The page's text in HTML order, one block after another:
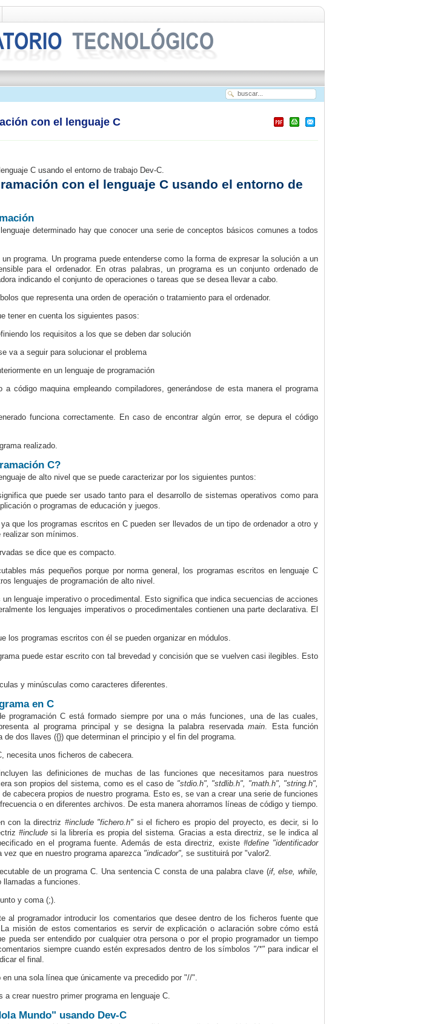
con el lenguaje C
C usando el entorno de trabajo Dev-C.
con el lenguaje C usando el entorno de
determinado hay que conocer una serie de conceptos básicos comunes a todos
programa. Un programa puede entenderse como la forma de expresar la solución a un
para el ordenador. En otras palabras, un programa es un conjunto ordenado de
indicando el conjunto de operaciones o tareas que se desea llevar a cabo.
que representa una orden de operación o tratamiento para el ordenador.
tener en cuenta los siguientes pasos:
los requisitos a los que se deben dar solución
va a seguir para solucionar el problema
en un lenguaje de programación
código maquina empleando compiladores, generándose de esta manera el programa
funciona correctamente. En caso de encontrar algún error, se depura el código
realizado.
C?
de alto nivel que se puede caracterizar por los siguientes puntos:
que puede ser usado tanto para el desarrollo de sistemas operativos como para
o programas de educación y juegos.
que los programas escritos en C pueden ser llevados de un tipo de ordenador a otro y
realizar son mínimos.
se dice que es compacto.
más pequeños porque por norma general, los programas escritos en lenguaje C
lenguajes de programación de alto nivel.
un lenguaje imperativo o procedimental. Esto significa que indica secuencias de acciones
los lenguajes imperativos o procedimentales contienen una parte declarativa. El
los programas escritos con él se pueden organizar en módulos.
puede estar escrito con tal brevedad y concisión que se vuelven casi ilegibles. Esto
y minúsculas como caracteres diferentes.
en C
programación C está formado siempre por una o más funciones, una de las cuales,
al programa principal y se designa la palabra reservadamain. Esta función
de dos llaves ({}) que determinan el principio y el fin del programa.
necesita unos ficheros de cabecera.
las definiciones de muchas de las funciones que necesitamos para nuestros
son propios del sistema, como es el caso de "stdio.h", "stdlib.h", "math.h", "string.h",
cabecera propios de nuestro programa. Esto es, se van a crear una serie de funciones
o en diferentes archivos. De esta manera ahorramos líneas de código y tiempo.
con la directriz #include "fichero.h" si el fichero es propio del proyecto, es decir, si lo
#includesi la librería es propia del sistema. Gracias a esta directriz, se le indica al
en el programa fuente. Además de esta directriz, existe#define "identificador
vez que en nuestro programa aparezca "indicador", se sustituirá por "valor2.
de un programa C. Una sentencia C consta de una palabra clave (if, else, while,
llamadas a funciones.
y coma (;).
al programador introducir los comentarios que desee dentro de los ficheros fuente que
misión de estos comentarios es servir de explicación o aclaración sobre cómo está
pueda ser entendido por cualquier otra persona o por el propio programador un tiempo
siempre cuando estén expresados dentro de los símbolos "/*" para indicar el
el final.
una sola línea que únicamente va precedido por "//".
a crear nuestro primer programa en lenguaje C.
Mundo" usando Dev-C